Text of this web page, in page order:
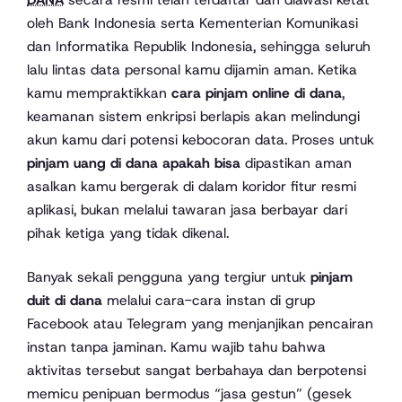
oleh Bank Indonesia serta Kementerian Komunikasi
dan Informatika Republik Indonesia, sehingga seluruh
lalu lintas data personal kamu dijamin aman. Ketika
kamu mempraktikkan cara pinjam online di dana,
keamanan sistem enkripsi berlapis akan melindungi
akun kamu dari potensi kebocoran data. Proses untuk
pinjam uang di dana apakah bisa dipastikan aman
asalkan kamu bergerak di dalam koridor fitur resmi
aplikasi, bukan melalui tawaran jasa berbayar dari
pihak ketiga yang tidak dikenal.
Banyak sekali pengguna yang tergiur untuk pinjam
duit di dana melalui cara-cara instan di grup
Facebook atau Telegram yang menjanjikan pencairan
instan tanpa jaminan. Kamu wajib tahu bahwa
aktivitas tersebut sangat berbahaya dan berpotensi
memicu penipuan bermodus “jasa gestun” (gesek